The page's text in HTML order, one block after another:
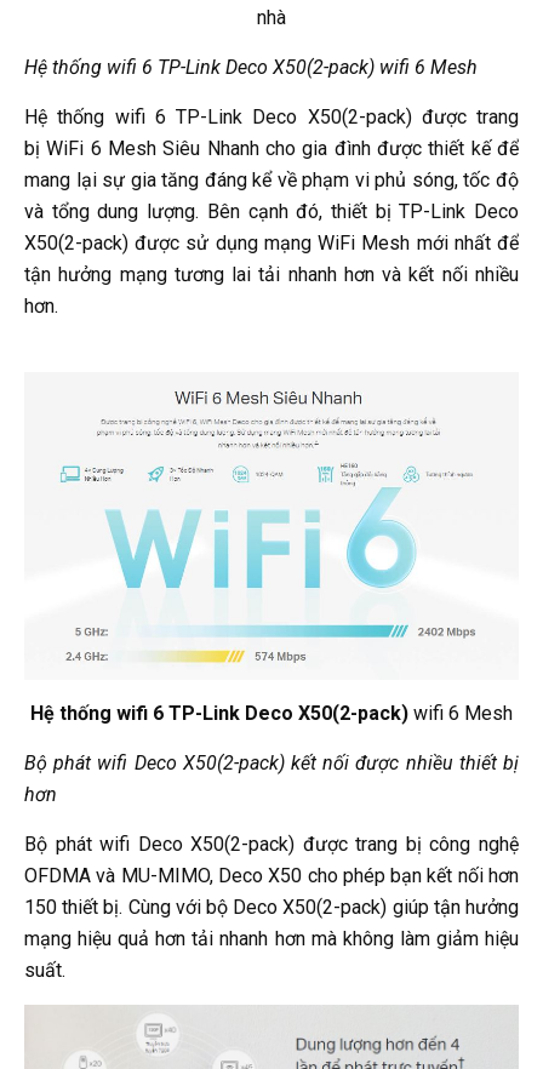
nhà
Hệ thống wifi 6 TP-Link Deco X50(2-pack) wifi 6 Mesh
Hệ thống wifi 6 TP-Link Deco X50(2-pack) được trang
bị WiFi 6 Mesh Siêu Nhanh cho gia đình được thiết kế để
mang lại sự gia tăng đáng kể về phạm vi phủ sóng, tốc độ
và tổng dung lượng. Bên cạnh đó, thiết bị TP-Link Deco
X50(2-pack) được sử dụng mạng WiFi Mesh mới nhất để
tận hưởng mạng tương lai tải nhanh hơn và kết nối nhiều
hơn.
Hệ thống wifi 6 TP-Link Deco X50(2-pack) wifi 6 Mesh
Bộ phát wifi Deco X50(2-pack) kết nối được nhiều thiết bị
hơn
Bộ phát wifi Deco X50(2-pack) được trang bị công nghệ
OFDMA và MU-MIMO, Deco X50 cho phép bạn kết nối hơn
150 thiết bị. Cùng với bộ Deco X50(2-pack) giúp tận hưởng
mạng hiệu quả hơn tải nhanh hơn mà không làm giảm hiệu
suất.